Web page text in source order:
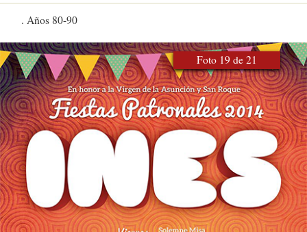
Años 80-90
Foto 19 de 21